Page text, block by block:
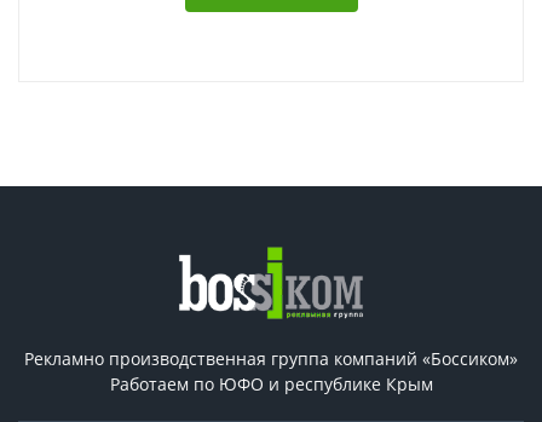
Рекламно производственная группа компаний «Боссиком»
Работаем по ЮФО и республике Крым